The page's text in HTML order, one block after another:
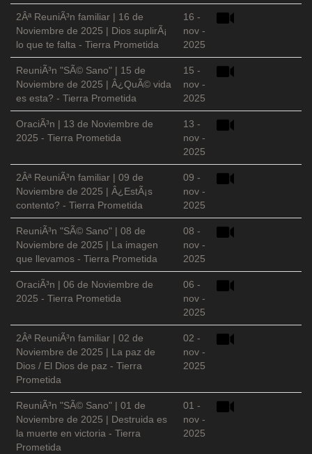
2Âª ReuniÃ³n familiar | 16 de
Noviembre de 2025 | Dios suplirÃ¡
lo que te falta - Tierra Prometida
16 -
nov -
2025
ReuniÃ³n "SÃ© Sano" | 15 de
Noviembre de 2025 | Â¿QuÃ© vida
es esta? - Tierra Prometida
15 -
nov -
2025
OraciÃ³n | 13 de Noviembre de
2025 - Tierra Prometida
13 -
nov -
2025
2Âª ReuniÃ³n familiar | 09 de
Noviembre de 2025 | Â¿EstÃ¡s
contento? - Tierra Prometida
09 -
nov -
2025
ReuniÃ³n "SÃ© Sano" | 08 de
Noviembre de 2025 | La imagen
que llevamos - Tierra Prometida
08 -
nov -
2025
OraciÃ³n | 06 de Noviembre de
2025 - Tierra Prometida
06 -
nov -
2025
2Âª ReuniÃ³n familiar | 02 de
Noviembre de 2025 | La paz de
Dios / El Dios de paz - Tierra
Prometida
02 -
nov -
2025
ReuniÃ³n "SÃ© Sano" | 01 de
Noviembre de 2025 | Destruida es
la muerte en victoria - Tierra
Prometida
01 -
nov -
2025